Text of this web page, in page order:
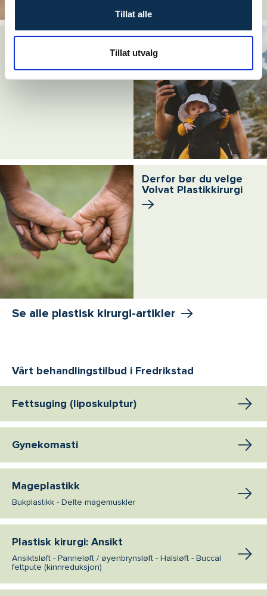
Tillat alle
Tillat utvalg
Få hjelp på telefon,
Derfor bør du velge
Volvat Plastikkirurgi
Se alle plastisk kirurgi-artikler
Vårt behandlingstilbud i Fredrikstad
Fettsuging (liposkulptur)
Gynekomasti
Mageplastikk
Bukplastikk - Delte magemuskler
Plastisk kirurgi: Ansikt
Ansiktsløft - Panneløft / øyenbrynsløft - Halsløft - Buccal
fettpute (kinnreduksjon)